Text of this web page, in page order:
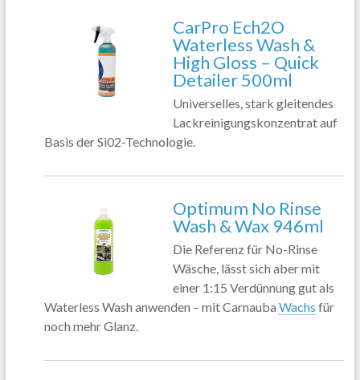
CarPro Ech2O
Waterless Wash &
High Gloss – Quick
Detailer 500ml
Universelles, stark gleitendes
Lackreinigungskonzentrat auf
Basis der Si02-Technologie.
Optimum No Rinse
Wash & Wax 946ml
Die Referenz für No-Rinse
Wäsche, lässt sich aber mit
einer 1:15 Verdünnung gut als
Waterless Wash anwenden – mit Carnauba Wachs für
noch mehr Glanz.